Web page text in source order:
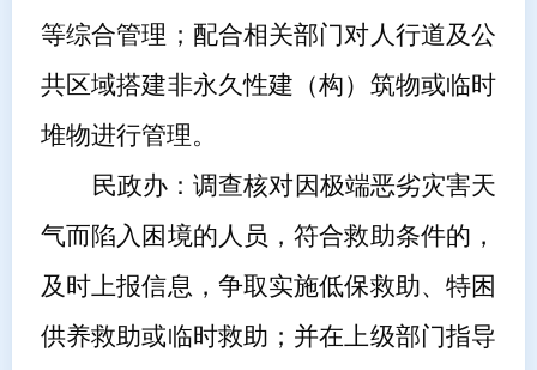
等综合管理；配合相关部门对人行道及公
共区域搭建非永久性建（构）筑物或临时
堆物进行管理。
民政办 ：调查核对因极端恶劣灾害天
气而陷入困境的人员，符合救助条件的，
及时上报信息，争取实施低保救助、特困
供养救助或临时救助； 并在上级部门指导